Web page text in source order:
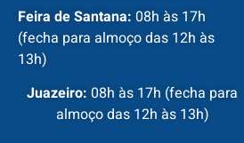
Feira de Santana: 08h às 17h
(fecha para almoço das 12h às
13h)
Juazeiro: 08h às 17h (fecha para
almoço das 12h às 13h)